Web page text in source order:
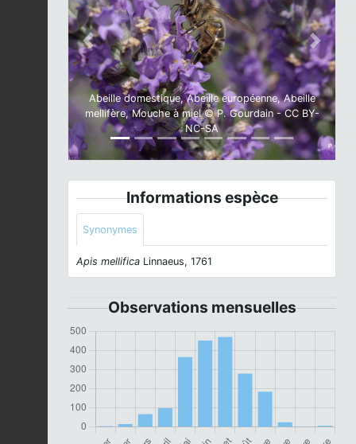
Abeille domestique, Abeille européenne, Abeille
mellifère, Mouche à miel © P. Gourdain - CC BY-
NC-SA
Previous Next
Informations espèce
Synonymes
Apis mellifica Linnaeus, 1761
Observations mensuelles